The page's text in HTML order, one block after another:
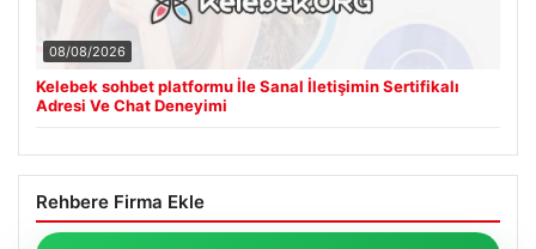
08/08/2026
Kelebek sohbet platformu İle Sanal İletişimin Sertifikalı
Adresi Ve Chat Deneyimi
Rehbere Firma Ekle